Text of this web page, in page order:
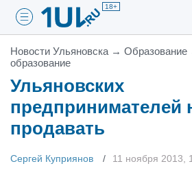
18+
Новости Ульяновска → Образование
образование
Ульяновских
предпринимателей
продавать
Сергей Куприянов 11 ноября 2013,